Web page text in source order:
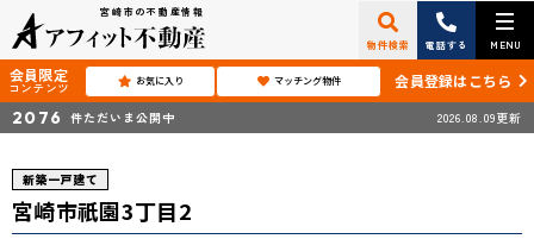
宮崎市の不動産情報
物件検索 電話する MENU
会員限定
コンテンツ お気に入り マッチング物件 会員登録はこちら
2076 件ただいま公開中 2026.08.09更新
新築一戸建て
宮崎市祇園3丁目2